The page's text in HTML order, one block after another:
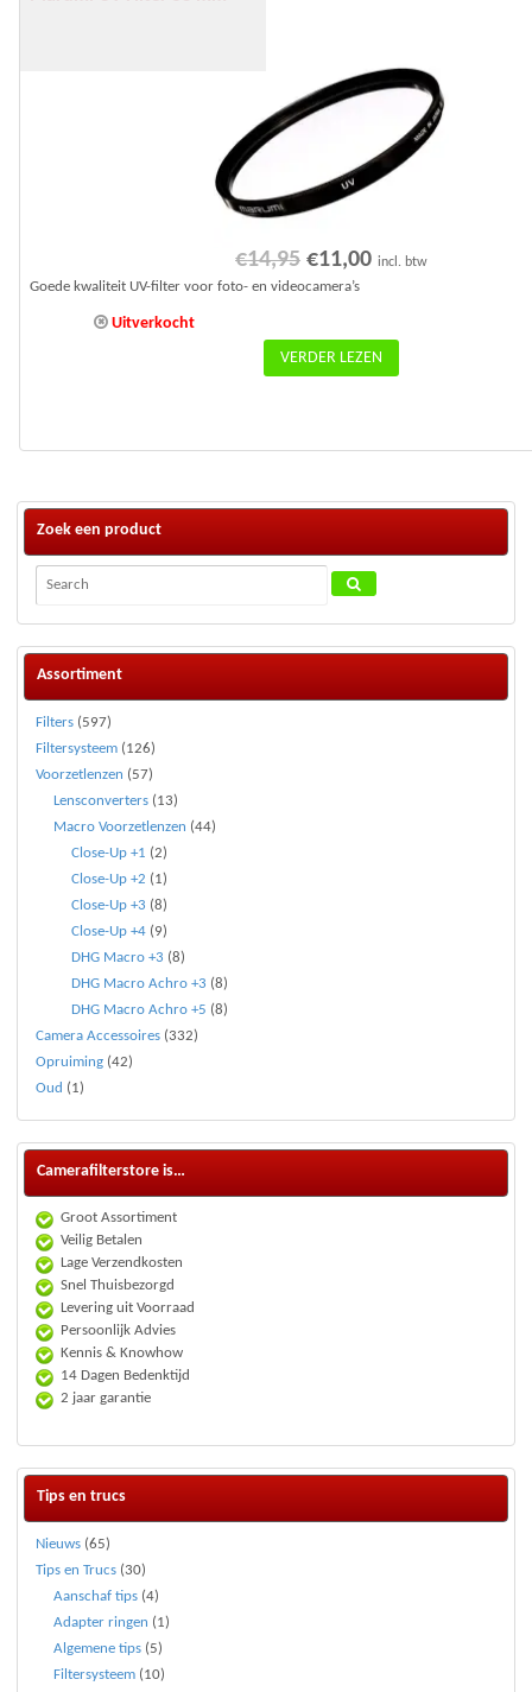
€14,95 Oorspronkelijke
prijs
€14,95.
€11,00Huidige
€11,00.
incl. btw
Uitverkocht
Goede kwaliteit UV-filter voor foto- en videocamera’s
VERDER LEZEN
Zoek een product
Assortiment
Filters (597)
Filtersysteem (126)
Voorzetlenzen (57)
Lensconverters (13)
Macro Voorzetlenzen (44)
Close-Up +1 (2)
Close-Up +2 (1)
Close-Up +3 (8)
Close-Up +4 (9)
DHG Macro +3 (8)
DHG Macro Achro +3 (8)
DHG Macro Achro +5 (8)
Camera Accessoires (332)
Opruiming (42)
Oud (1)
Camerafilterstore is…
Groot Assortiment
Veilig Betalen
Lage Verzendkosten
Snel Thuisbezorgd
Levering uit Voorraad
Persoonlijk Advies
Kennis & Knowhow
14 Dagen Bedenktijd
2 jaar garantie
Tips en trucs
Nieuws (65)
Tips en Trucs (30)
Aanschaf tips (4)
Adapter ringen (1)
Algemene tips (5)
Filtersysteem (10)